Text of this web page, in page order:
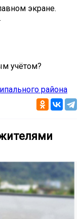
экране.
учётом?
района